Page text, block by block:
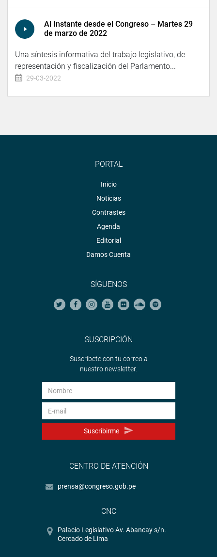
Al Instante desde el Congreso – Martes 29
de marzo de 2022
Una síntesis informativa del trabajo legislativo, de
representación y fiscalización del Parlamento...
29-03-2022
PORTAL
Inicio
Noticias
Contrastes
Agenda
Editorial
Damos Cuenta
SÍGUENOS
SUSCRIPCIÓN
Suscríbete con tu correo a
nuestro newsletter.
Suscribirme
CENTRO DE ATENCIÓN
prensa@congreso.gob.pe
CNC
Palacio Legislativo Av. Abancay s/n.
Cercado de Lima